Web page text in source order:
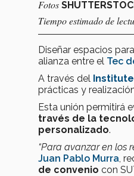
Fotos
Tiempo estimado de
Diseñar espacios
alianza entre el Tec
A través del
prácticas y
Esta unión permitirá
través de la
personalizado.
“Para avanzar en los
Juan Pablo Murra ,
de convenio con